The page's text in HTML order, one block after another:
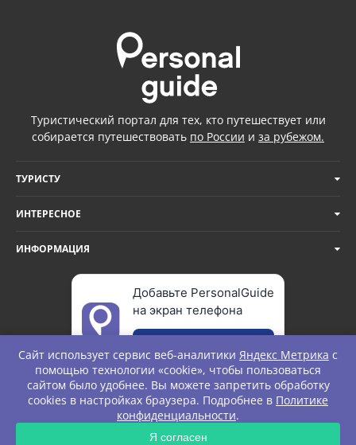
Туристический портал для тех, кто путешествует или
собирается путешествовать по России и за рубежом.
ТУРИСТУ
ИНТЕРЕСНОЕ
ИНФОРМАЦИЯ
Добавьте PersonalGuide
на экран телефона
© Personal Guide. All rights Reserved.
Сайт использует сервис веб-аналитики Яндекс Метрика с
помощью технологии «cookie», чтобы пользоваться
сайтом было удобнее. Вы можете запретить обработку
cookies в настройках браузера. Подробнее в Политике
конфиденциальности.
Я согласен
ЗАПРОС